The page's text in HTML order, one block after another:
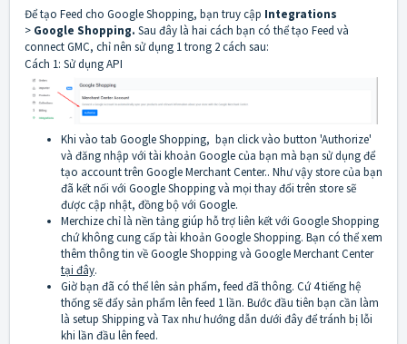
Để tạo Feed cho Google Shopping, bạn truy cập Integrations
> Google Shopping. Sau đây là hai cách bạn có thể tạo Feed và
connect GMC, chỉ nên sử dụng 1 trong 2 cách sau:
Cách 1: Sử dụng API
Khi vào tab Google Shopping, bạn click vào button 'Authorize'
và đăng nhập với tài khoản Google của bạn mà bạn sử dụng để
tạo account trên Google Merchant Center.. Như vậy store của bạn
đã kết nối với Google Shopping và mọi thay đổi trên store sẽ
được cập nhật, đồng bộ với Google.
Merchize chỉ là nền tảng giúp hỗ trợ liên kết với Google Shopping
chứ không cung cấp tài khoản Google Shopping. Bạn có thể xem
thêm thông tin về Google Shopping và Google Merchant Center
tại đây.
Giờ bạn đã có thể lên sản phẩm, feed đã thông. Cứ 4 tiếng hệ
thống sẽ đẩy sản phẩm lên feed 1 lần. Bước đầu tiên bạn cần làm
là setup Shipping và Tax như hướng dẫn dưới đây để tránh bị lỗi
khi lần đầu lên feed.